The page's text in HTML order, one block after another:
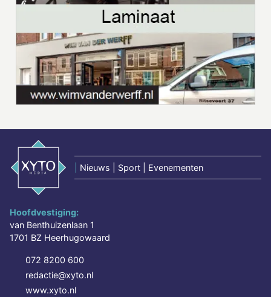
Nieuws | Sport | Evenementen
Hoofdvestiging:
van Benthuizenlaan 1
1701 BZ Heerhugowaard
072 8200 600
redactie@xyto.nl
www.xyto.nl